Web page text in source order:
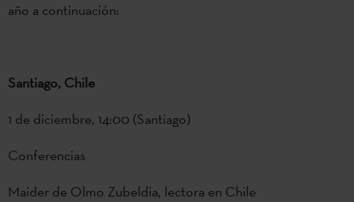
año a continuación:
Santiago, Chile
1 de diciembre, 14:00 (Santiago)
Conferencias
Maider de Olmo Zubeldia, lectora en Chile